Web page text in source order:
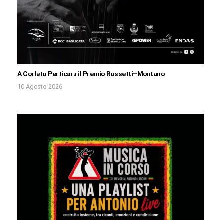
A Corleto Perticara il Premio Rossetti–Montano
10 Agosto 2026